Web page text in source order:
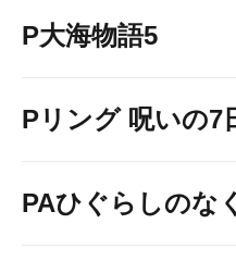
P大海物語5
Pリング 呪いの7
PAひぐらしのな